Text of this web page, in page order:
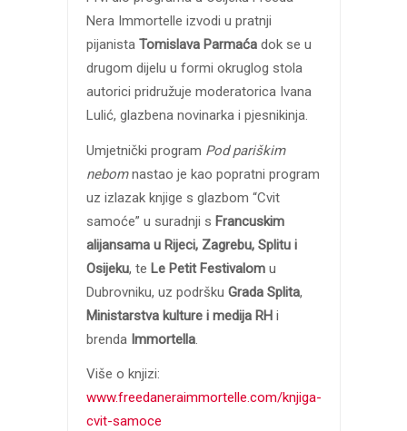
Nera Immortelle izvodi u pratnji
pijanista Tomislava Parmaćadok se u
drugom dijelu u formi okruglog stola
autorici pridružuje moderatorica Ivana
Lulić, glazbena novinarka i pjesnikinja.
Umjetnički program Pod pariškim
nebomnastao je kao popratni program
uz izlazak knjige s glazbom “Cvit
samoće” u suradnji s Francuskim
alijansama u Rijeci, Zagrebu, Splitu i
Osijeku, te Le Petit Festivalomu
Dubrovniku, uz podršku Grada Splita,
Ministarstva kulture i medija RHi
brenda Immortella.
Više o knjizi:
www.freedaneraimmortelle.com/knjiga-
cvit-samoce